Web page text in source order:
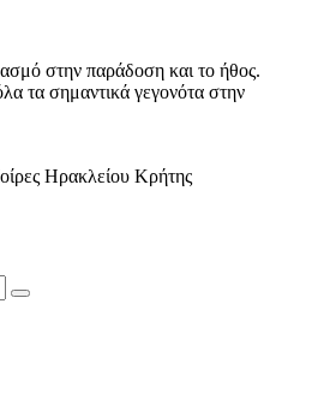
στην παράδοση και το ήθος.
τα σημαντικά γεγονότα στην
Ηρακλείου Κρήτης